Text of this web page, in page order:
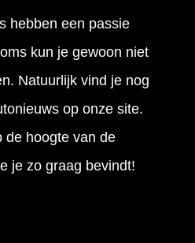
hebben een passie
kun je gewoon niet
Natuurlijk vind je nog
op onze site.
de hoogte van de
je zo graag bevindt!